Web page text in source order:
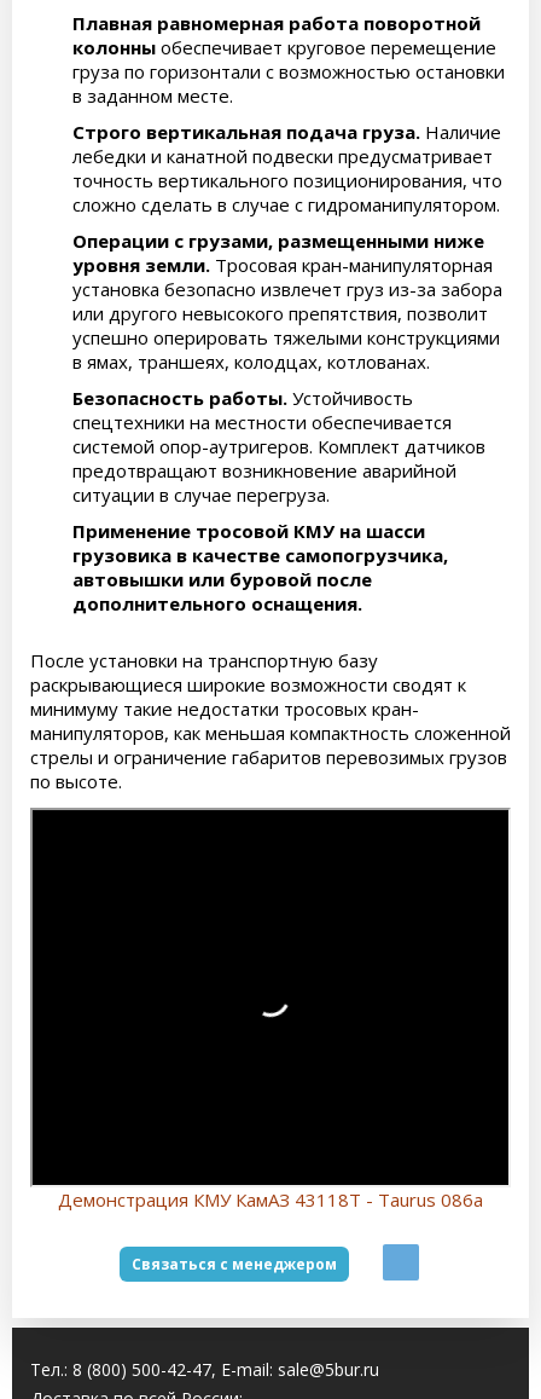
Плавная равномерная работа поворотной
колонны обеспечивает круговое перемещение
груза по горизонтали с возможностью остановки
в заданном месте.
Строго вертикальная подача груза. Наличие
лебедки и канатной подвески предусматривает
точность вертикального позиционирования, что
сложно сделать в случае с гидроманипулятором.
Операции с грузами, размещенными ниже
уровня земли. Тросовая кран-манипуляторная
установка безопасно извлечет груз из-за забора
или другого невысокого препятствия, позволит
успешно оперировать тяжелыми конструкциями
в ямах, траншеях, колодцах, котлованах.
Безопасность работы. Устойчивость
спецтехники на местности обеспечивается
системой опор-аутригеров. Комплект датчиков
предотвращают возникновение аварийной
ситуации в случае перегруза.
Применение тросовой КМУ на шасси
грузовика в качестве самопогрузчика,
автовышки или буровой после
дополнительного оснащения.
После установки на транспортную базу
раскрывающиеся широкие возможности сводят к
минимуму такие недостатки тросовых кран-
манипуляторов, как меньшая компактность сложенной
стрелы и ограничение габаритов перевозимых грузов
по высоте.
Демонстрация КМУ КамАЗ 43118Т - Taurus 086a
Связаться с менеджером
Тел.: 8 (800) 500-42-47, E-mail: sale@5bur.ru